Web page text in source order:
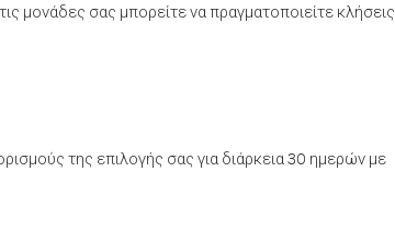
μονάδες σας μπορείτε να πραγματοποιείτε κλήσεις
της επιλογής σας για διάρκεια 30 ημερών με